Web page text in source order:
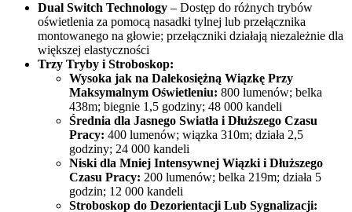
Dual Switch Technology – Dostęp do różnych trybów
oświetlenia za pomocą nasadki tylnej lub przełącznika
montowanego na głowie; przełączniki działają niezależnie dla
większej elastyczności
Trzy Tryby i Stroboskop:
Wysoka jak na Dalekosiężną Wiązkę Przy
Maksymalnym Oświetleniu: 800 lumenów; belka
438m; biegnie 1,5 godziny; 48 000 kandeli
Średnia dla Jasnego Swiatła i Dłuższego Czasu
Pracy: 400 lumenów; wiązka 310m; działa 2,5
godziny; 24 000 kandeli
Niski dla Mniej Intensywnej Wiązki i Dłuższego
Czasu Pracy: 200 lumenów; belka 219m; działa 5
godzin; 12 000 kandeli
Stroboskop do Dezorientacji Lub Sygnalizacji: